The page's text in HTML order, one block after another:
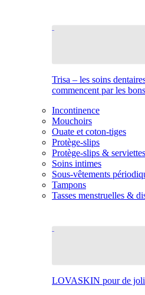
Trisa – les soins
commencent par les
Incontinence
Mouchoirs
Ouate et coton-tiges
Protège-slips
Protège-slips &
Soins intimes
Sous-vêtements
Tampons
Tasses menstruelles &
LOVASKIN pour de